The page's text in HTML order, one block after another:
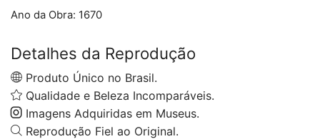
Ano da Obra: 1670
Detalhes da Reprodução
Produto Único no Brasil.
Qualidade e Beleza Incomparáveis.
Imagens Adquiridas em Museus.
Reprodução Fiel ao Original.